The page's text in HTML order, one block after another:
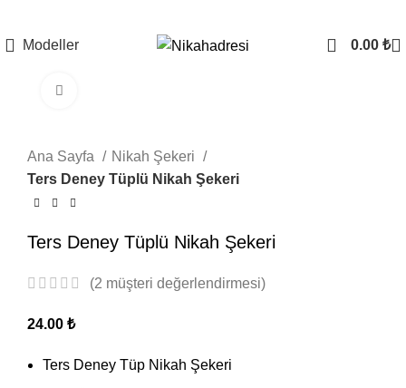
Modeller 0.00 ₺
Ana Sayfa
Nikah Şekeri
Ters Deney Tüplü Nikah Şekeri
Ters Deney Tüplü Nikah Şekeri
(2 müşteri değerlendirmesi)
24.00 ₺
Ters Deney Tüp Nikah Şekeri